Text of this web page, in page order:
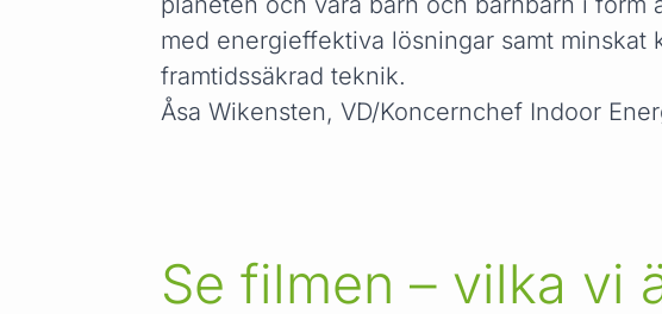
med energieffektiva lösningar samt minskat
framtidssäkrad teknik.
Åsa Wikensten, VD/Koncernchef Indoor
Se filmen – vilka vi